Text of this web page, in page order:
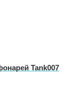
Tank007